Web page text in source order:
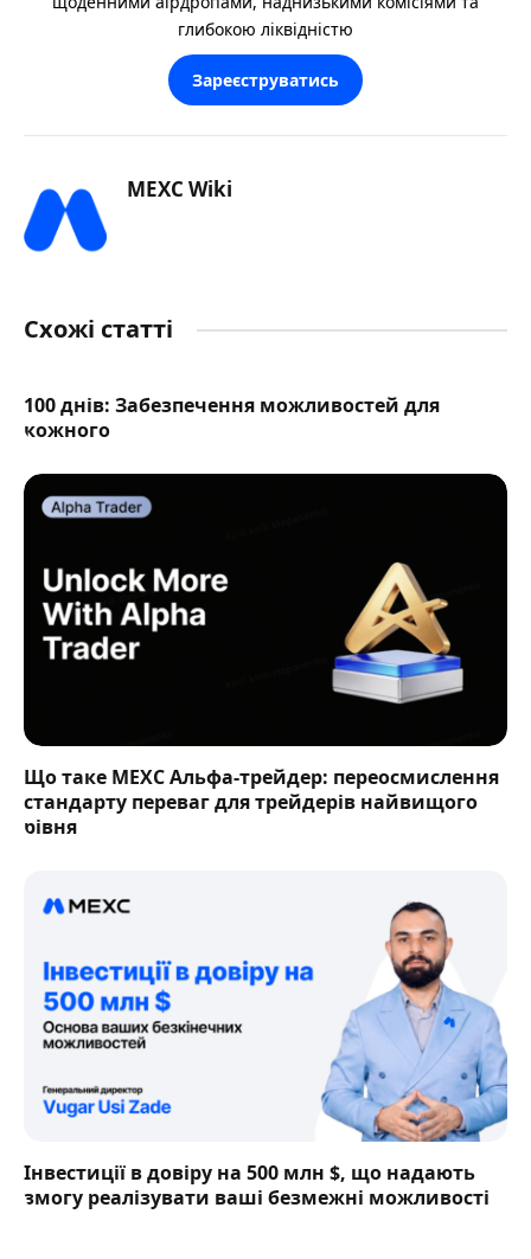
глибокою ліквідністю
Зареєструватись
MEXC Wiki
Схожі статті
100 днів: Забезпечення можливостей для
кожного
Що таке MEXC Альфа-трейдер: переосмислення
стандарту переваг для трейдерів найвищого
рівня
Інвестиції в довіру на 500 млн $, що надають
змогу реалізувати ваші безмежні можливості